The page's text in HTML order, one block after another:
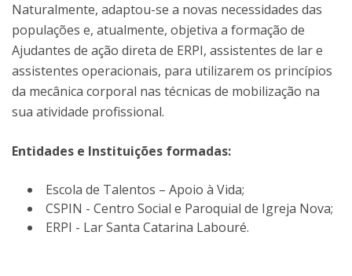
Naturalmente, adaptou-se a novas necessidades das
populações e, atualmente, objetiva a formação de
Ajudantes de ação direta de ERPI, assistentes de lar e
assistentes operacionais, para utilizarem os princípios
da mecânica corporal nas técnicas de mobilização na
sua atividade profissional.
Entidades e Instituições formadas:
Escola de Talentos – Apoio à Vida;
CSPIN - Centro Social e Paroquial de Igreja Nova;
ERPI - Lar Santa Catarina Labouré.